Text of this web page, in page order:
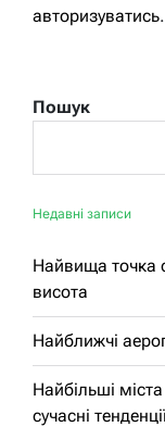
авторизуватись.
Пошук
Недавні записи
Найвища точка
висота
Найближчі
Найбільші
сучасні